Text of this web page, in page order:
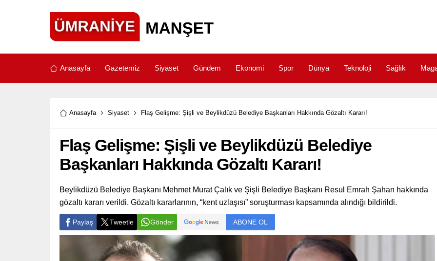
Anasayfa Gazetemiz Siyaset Gündem Ekonomi Spor Dünya Teknoloji Sağlık
Anasayfa Siyaset Flaş Gelişme: Şişli ve Beylikdüzü Belediye Başkanları Hakkında Gözaltı Kararı!
Flaş Gelişme: Şişli ve Beylikdüzü Belediye
Başkanları Hakkında Gözaltı Kararı!
Beylikdüzü Belediye Başkanı Mehmet Murat Çalık ve Şişli Belediye Başkanı Resul Emrah Şahan hakkında
gözaltı kararı verildi. Gözaltı kararlarının, “kent uzlaşısı” soruşturması kapsamında alındığı bildirildi.
Paylaş Tweetle Gönder ABONE OL